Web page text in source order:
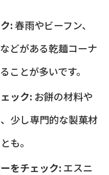
:春雨やビーフン、
どがある乾麺コーナ
ことが多いです。
ック: お餅の材料や
少し専門的な製菓材
も。
をチェック: エスニ